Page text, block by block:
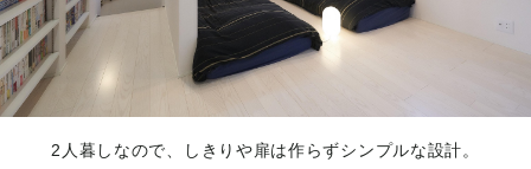
2人暮しなので、しきりや扉は作らずシンプルな設計。